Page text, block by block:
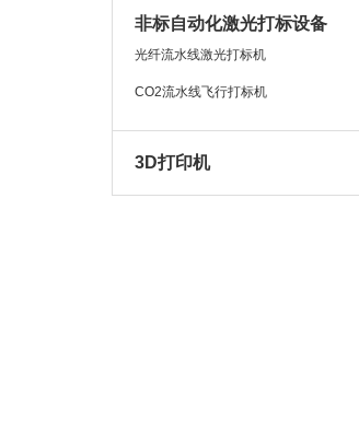
非标自动化激光打标设备
光纤流水线激光打标机
CO2流水线飞行打标机
3D打印机